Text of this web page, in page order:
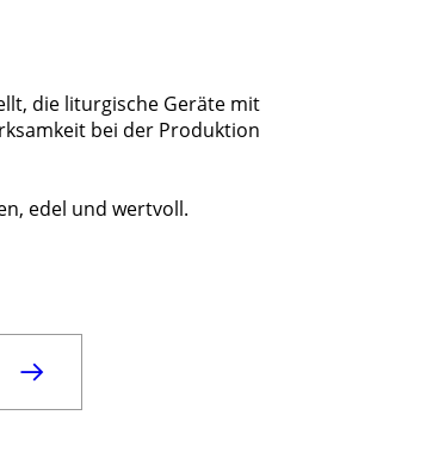
die liturgische Geräte mit
bei der Produktion
edel und wertvoll.